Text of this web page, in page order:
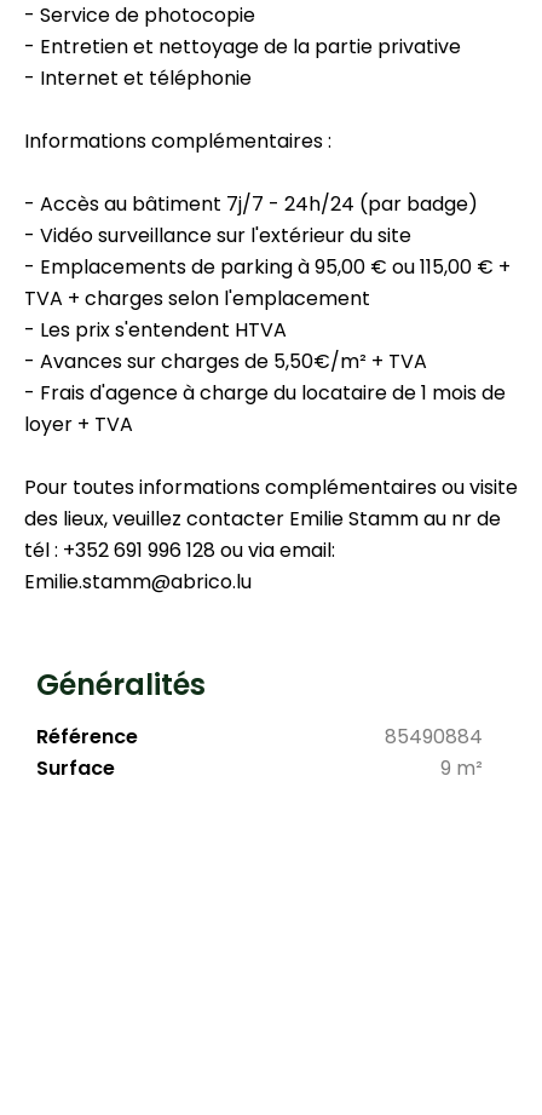
- Service de photocopie
- Entretien et nettoyage de la partie privative
- Internet et téléphonie
Informations complémentaires :
- Accès au bâtiment 7j/7 - 24h/24 (par badge)
- Vidéo surveillance sur l'extérieur du site
- Emplacements de parking à 95,00 € ou 115,00 € +
TVA + charges selon l'emplacement
- Les prix s'entendent HTVA
- Avances sur charges de 5,50€/m² + TVA
- Frais d'agence à charge du locataire de 1 mois de
loyer + TVA
Pour toutes informations complémentaires ou visite
des lieux, veuillez contacter Emilie Stamm au nr de
tél : +352 691 996 128 ou via email:
Emilie.stamm@abrico.lu
Généralités
Référence
85490884
Surface
9 m²